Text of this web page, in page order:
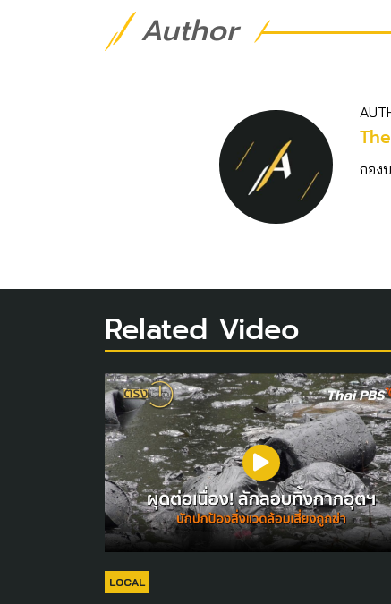
Author
กอง
Related Video
LOCAL